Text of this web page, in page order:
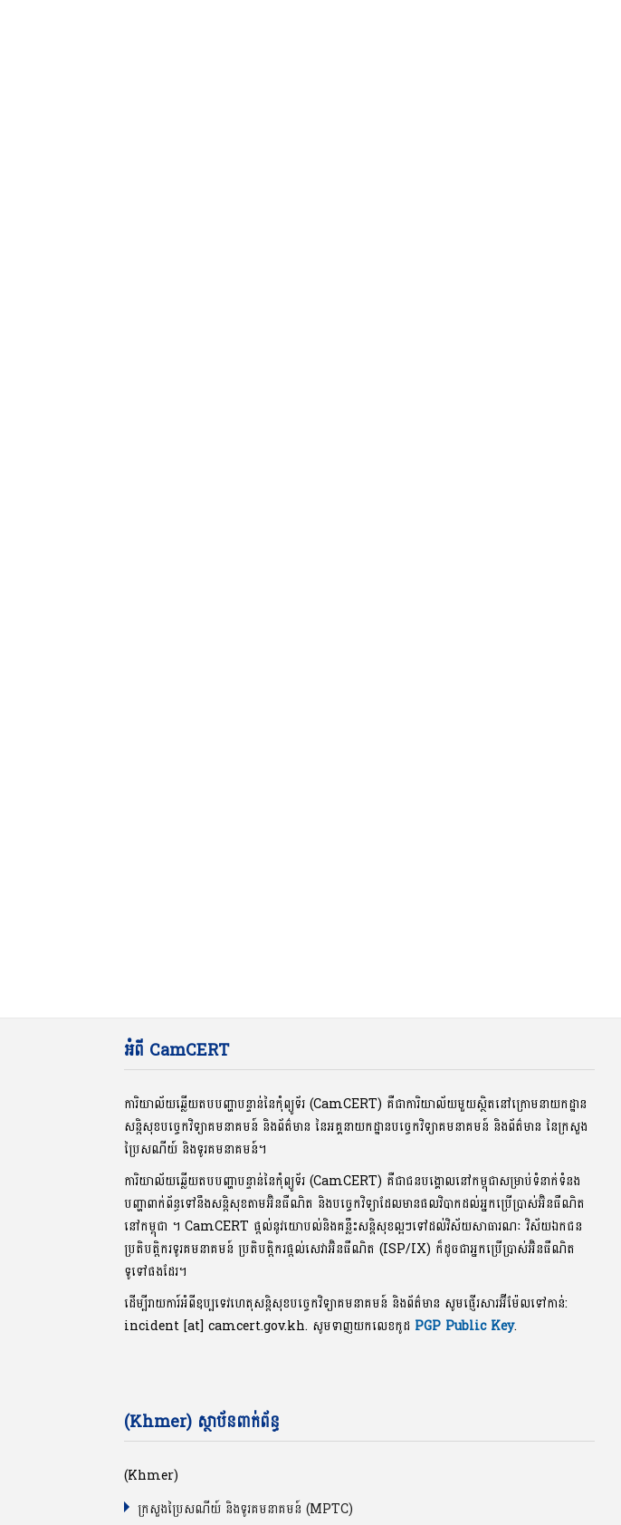
អំពី CamCERT
ការិយាល័យឆ្លើយតបបញ្ហាបន្ទាន់នៃកុំព្យូទ័រ (CamCERT) គឺជាការិយាល័យមួយស្ថិតនៅក្រោមនាយកដ្ឋាន
សន្តិសុខបច្ចេកវិទ្យាគមនាគមន៍ និងព័ត៌មាន នៃអគ្គនាយកដ្ឋានបច្ចេកវិទ្យាគមនាគមន៍ និងព័ត៌មាន នៃក្រសួង
ប្រៃសណីយ៍ និងទូរគមនាគមន៍។
ការិយាល័យឆ្លើយតបបញ្ហាបន្ទាន់នៃកុំព្យូទ័រ (CamCERT) គឺជាជនបង្គោលនៅកម្ពុជាសម្រាប់ទំនាក់ទំនង
បញ្ហាពាក់ព័ន្ធទៅនឹងសន្តិសុខតាមអ៊ិនធឺណិត និងបច្ចេកវិទ្យាដែលមានផលវិបាកដល់អ្នកប្រើប្រាស់អ៊ិនធឺណិត
នៅកម្ពុជា ។ CamCERT ផ្តល់នូវយោបល់និងគន្លឹះសន្តិសុខល្អៗទៅដល់វិស័យសាធារណៈ វិស័យឯកជន
ប្រតិបត្តិករទូរគមនាគមន៍ ប្រតិបត្តិករផ្តល់សេវាអ៊ិនធឺណិត (ISP/IX) ក៏ដូចជាអ្នកប្រើប្រាស់អ៊ិនធឺណិត
ទូទៅផងដែរ។
ដើម្បីរាយការ៍អំពីឧប្បទេវហេតុសន្តិសុខបច្ចេកវិទ្យាគមនាគមន៍ និងព័ត៌មាន សូមផ្ញើរសារអ៊ីម៉ែលទៅកាន់:
incident [at] camcert.gov.kh. សូមទាញយកលេខកូដ PGP Public Key.
(Khmer) ស្ថាប័នពាក់ព័ន្ធ
(Khmer)
ក្រសួងប្រៃសណីយ៍ និងទូរគមនាគមន៍ (MPTC)